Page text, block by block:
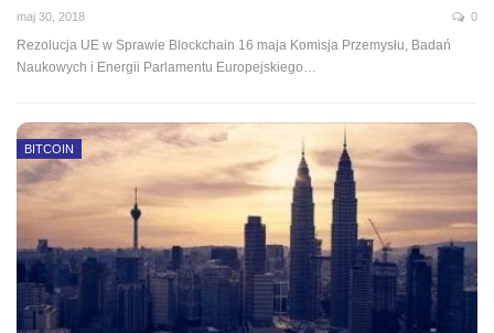
maj 30, 2018 0
Rezolucja UE w Sprawie Blockchain 16 maja Komisja Przemysłu, Badań
Naukowych i Energii Parlamentu Europejskiego…
BITCOIN